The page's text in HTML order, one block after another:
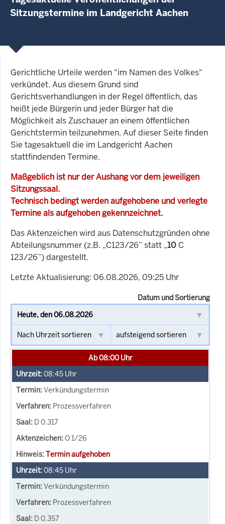
Sitzungstermine im Landgericht Aachen
Gerichtliche Urteile werden "im Namen des Volkes"
verkündet. Aus diesem Grund sind
Gerichtsverhandlungen in der Regel öffentlich, das
heißt jede Bürgerin und jeder Bürger hat die
Möglichkeit als Zuschauer an einem öffentlichen
Gerichtstermin teilzunehmen. Auf dieser Seite finden
Sie tagesaktuell die im Landgericht Aachen
stattfindenden Termine.
Maßgeblich ist nur der Aushang vor dem jeweiligen
Sitzungssaal.
Technisch bedingt werden aufgehobene und verlegte
Termine als aufgehoben gekennzeichnet.
Das Aktenzeichen wird aus Datenschutzgründen ohne
Abteilungsnummer (z.B. „C123/26” statt „10 C
123/26”) dargestellt.
Letzte Aktualisierung: 06.08.2026, 09:25 Uhr
Datum und Sortierung
Ab 08:00 Uhr
08:45 Uhr
Verkündungstermin
Prozessverfahren
D 0.317
O 1/26
Termin aufgehoben
08:45 Uhr
Verkündungstermin
Prozessverfahren
D 0.357